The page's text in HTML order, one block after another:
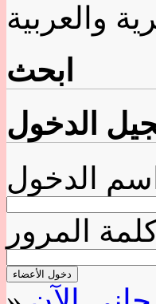
ابحث
الدخول
الدخول
المرور